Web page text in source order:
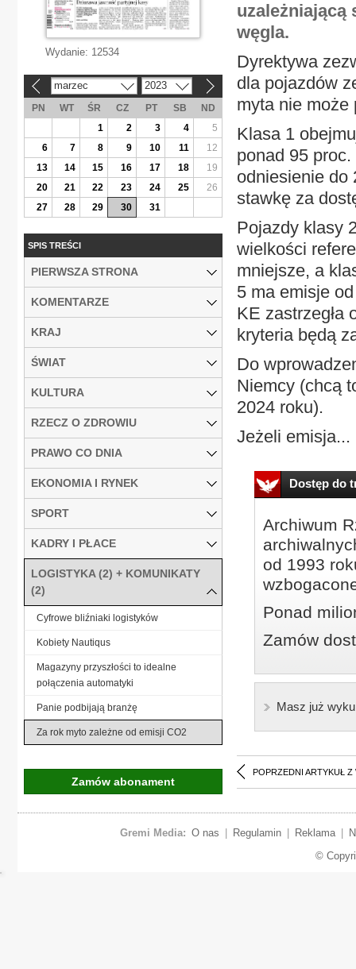
uzależniającą
węgla.
Dyrektywa
dla pojazdów
myta nie może
Klasa 1
ponad 95
odniesienie do
stawkę za
Pojazdy klasy
wielkości
mniejsze, a
5 ma emisje
KE zastrzegła
kryteria będą
Do
Niemcy (chcą
2024 roku).
Jeżeli emisja...
Dostęp do
Archiwum
od 1993
Ponad
Zamów
Masz już
POPRZEDNI ARTYKUŁ Z
Wydanie: 12534
marzec 2023
PN WT ŚR CZ PT SB
ND
1
2 3 4
5
6
7 8 9 10 11
12
13
14 15 16 17 18
19
20
21 22 23 24 25
26
27
28 29 30 31
SPIS TREŚCI
PIERWSZA STRONA
KOMENTARZE
KRAJ
ŚWIAT
KULTURA
RZECZ O ZDROWIU
PRAWO CO DNIA
EKONOMIA I RYNEK
SPORT
KADRY I PŁACE
LOGISTYKA (2) + KOMUNIKATY
(2)
Cyfrowe bliźniaki logistyków
Kobiety Nautiqus
Magazyny przyszłości to idealne
połączenia automatyki
Panie podbijają branżę
Za rok myto zależne od emisji CO2
Zamów abonament
Gremi Media: O nas Regulamin Reklama
©